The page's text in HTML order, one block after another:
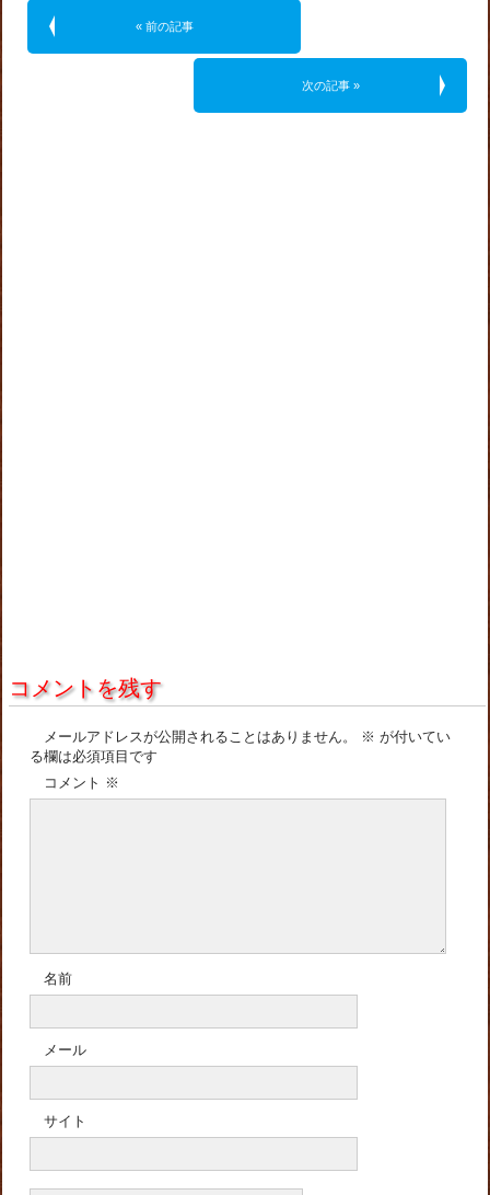
« 前の記事
次の記事 »
コメントを残す
メールアドレスが公開されることはありません。 ※ が付いてい
る欄は必須項目です
コメント ※
名前
メール
サイト